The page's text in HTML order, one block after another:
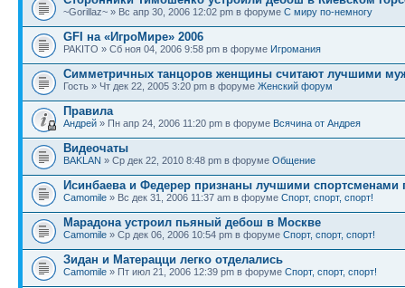
~Gorillaz~ » Вс апр 30, 2006 12:02 pm в форуме С миру по-немногу
GFI на «ИгроМире» 2006
PAKITO » Сб ноя 04, 2006 9:58 pm в форуме Игромания
Симметричных танцоров женщины считают лучшими
Гость » Чт дек 22, 2005 3:20 pm в форуме Женский форум
Правила
Андрей » Пн апр 24, 2006 11:20 pm в форуме Всячина от Андрея
Видеочаты
BAKLAN » Ср дек 22, 2010 8:48 pm в форуме Общение
Исинбаева и Федерер признаны лучшими спортсменами
Camomile » Вс дек 31, 2006 11:37 am в форуме Спорт, спорт, спорт!
Марадона устроил пьяный дебош в Москве
Camomile » Ср дек 06, 2006 10:54 pm в форуме Спорт, спорт, спорт!
Зидан и Матерацци легко отделались
Camomile » Пт июл 21, 2006 12:39 pm в форуме Спорт, спорт, спорт!